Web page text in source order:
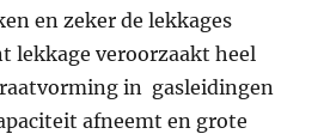
en zeker de lekkages
lekkage veroorzaakt heel
in gasleidingen
afneemt en grote